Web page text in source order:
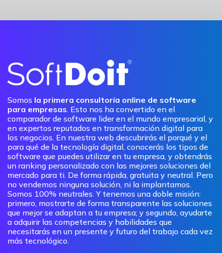
Somos la primera consultoría online de software
para empresas. Esto nos ha convertido en el
comparador de software lider en el mundo empresarial, y
en expertos reputados en transformación digital para
los negocios. En nuestra web descubrirás el porqué y el
para qué de la tecnología digital, conocerás los tipos de
software que puedes utilizar en tu empresa, y obtendrás
un ranking personalizado con las mejores soluciones del
mercado para ti. De forma rápida, gratuita y neutral. Pero
no vendemos ninguna solución, ni la implantamos.
Somos 100% neutrales. Y tenemos una doble misión:
primero, mostrarte de forma transparente las soluciones
que mejor se adaptan a tu empresa; y segundo, ayudarte
a adquirir las competencias y habilidades que
necesitarás en un presente y futuro del trabajo cada vez
más tecnológico.